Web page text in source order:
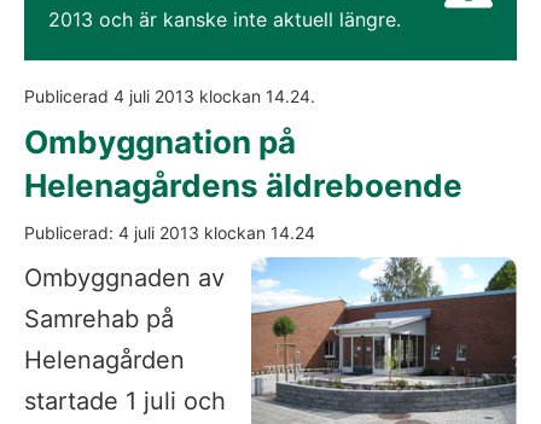
2013 och är kanske inte aktuell längre.
Publicerad 4 juli 2013 klockan 14.24.
Ombyggnation på
Helenagårdens äldreboende
Publicerad: 4 juli 2013 klockan 14.24
Ombyggnaden av
Samrehab på
Helenagården
startade 1 juli och